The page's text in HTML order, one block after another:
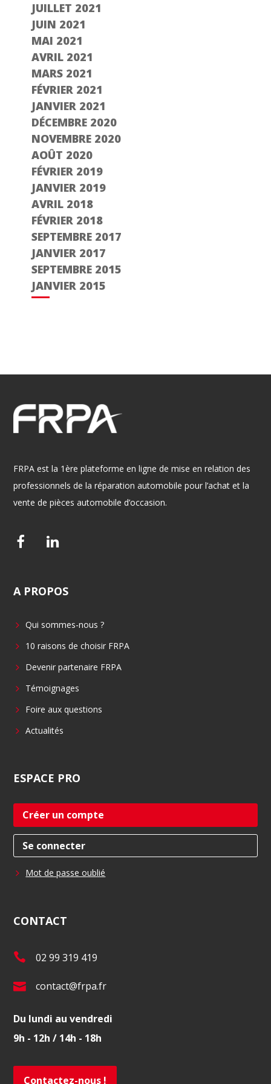
JUILLET 2021
JUIN 2021
MAI 2021
AVRIL 2021
MARS 2021
FÉVRIER 2021
JANVIER 2021
DÉCEMBRE 2020
NOVEMBRE 2020
AOÛT 2020
FÉVRIER 2019
JANVIER 2019
AVRIL 2018
FÉVRIER 2018
SEPTEMBRE 2017
JANVIER 2017
SEPTEMBRE 2015
JANVIER 2015
FRPA est la 1ère plateforme en ligne de mise en relation des
professionnels de la réparation automobile pour l’achat et la
vente de pièces automobile d’occasion.
F
e
o
o
L
k
d
i
A PROPOS
Qui sommes-nous ?
10 raisons de choisir FRPA
Devenir partenaire FRPA
Témoignages
Foire aux questions
Actualités
ESPACE PRO
Créer un compte
Se connecter
Mot de passe oublié
CONTACT
T
l
.
:
02 99 319 419
E
m
a
contact@frpa.fr
Du lundi au vendredi
9h - 12h / 14h - 18h
Contactez-nous !